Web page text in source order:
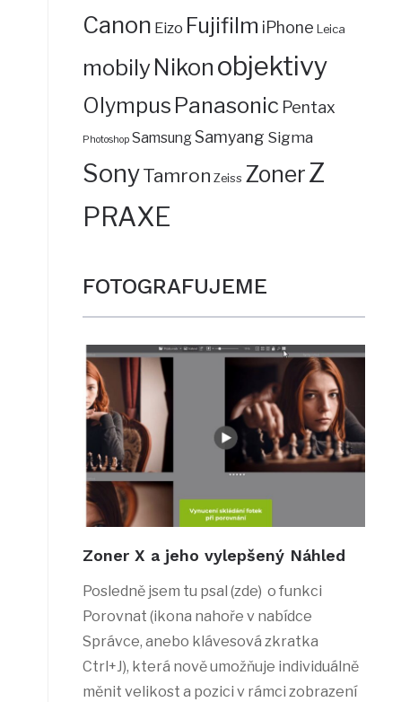
Canon Eizo Fujifilm iPhone Leica
mobilyNikon objektivy
Olympus Panasonic Pentax
Photoshop SamsungSamyang Sigma
SonyTamron Zeiss ZonerZ
PRAXE
FOTOGRAFUJEME
Zoner X a jeho vylepšený Náhled
Posledně jsem tu psal (zde) o funkci
Porovnat (ikona nahoře v nabídce
Správce, anebo klávesová zkratka
Ctrl+J), která nově umožňuje individuálně
měnit velikost a pozici v rámci zobrazení